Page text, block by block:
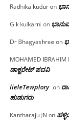
Radhika kuduron
G k kulkarni on
Dr Bhagyashree on
MOHAMED IBRAHIM
ಡಾಕ್ಟರೇಟ್ ಪದವಿ
lieleTewplory on
ಹುಡುಗರು
Kantharaju JN on